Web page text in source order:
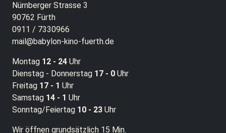
Nürnberger Strasse 3
90762 Fürth
0911 / 7330966
mail@babylon-kino-fuerth.de
Montag 12 - 24 Uhr
Dienstag - Donnerstag 17 - 0 Uhr
Freitag 17 - 1 Uhr
Samstag 14 - 1 Uhr
Sonntag/Feiertag 10 - 23 Uhr
Wir öffnen grundsätzlich 15 Min.